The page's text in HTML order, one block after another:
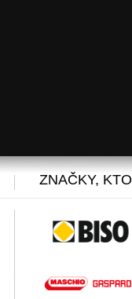
ZNAČKY,